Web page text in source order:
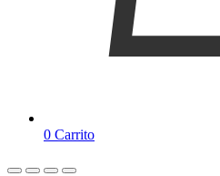
0 Carrito